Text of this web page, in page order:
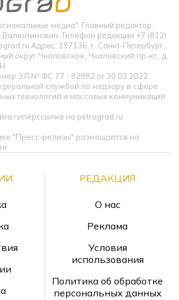
медиа". Главный редактор:
Телефон редакции +7 (812)
Адрес: 197136, г. Санкт-Петербург,
округ Чкаловское, Чкаловский пр-кт., д.
ЭЛ № ФС 77 - 82882 от 30.03.2022
службой по надзору в сфере
технологий и массовых коммуникаций
гиперссылка на petrograd.ru
"Пресс-релизы" размещаются на
РЕДАКЦИЯ
О нас
Реклама
Условия
использования
Политика об обработке
персональных данных